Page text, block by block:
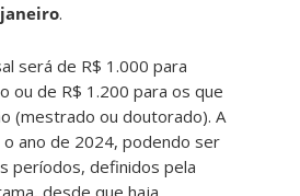
.
será de R$ 1.000 para
ou de R$ 1.200 para os que
(mestrado ou doutorado). A
ano de 2024, podendo ser
períodos, definidos pela
desde que haja